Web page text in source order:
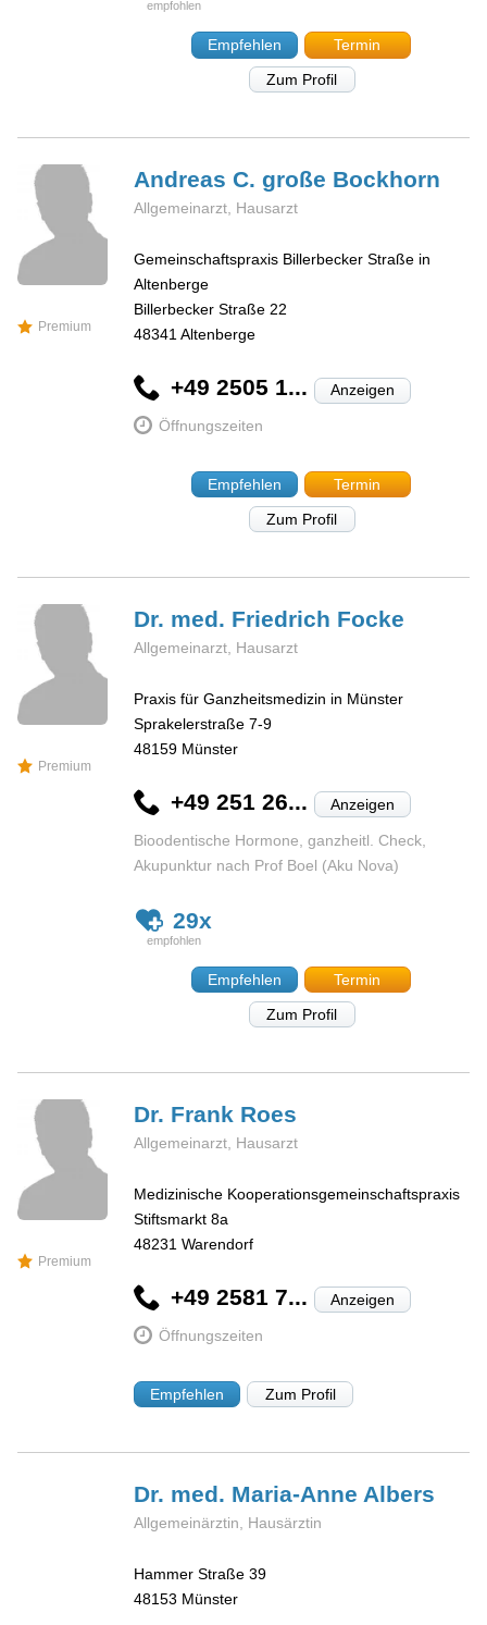
Empfehlen
Termin
Zum Profil
Premium
Andreas C.große Bockhorn
Allgemeinarzt, Hausarzt
Gemeinschaftspraxis Billerbecker Straße in
Altenberge
Billerbecker Straße 22
48341 Altenberge
+49 2505 1... Anzeigen
Öffnungszeiten
Empfehlen
Termin
Zum Profil
Premium
Dr. med. Friedrich Focke
Allgemeinarzt, Hausarzt
Praxis für Ganzheitsmedizin in Münster
Sprakelerstraße 7-9
48159 Münster
+49 251 26... Anzeigen
Bioodentische Hormone, ganzheitl. Check,
Akupunktur nach Prof Boel (Aku Nova)
29x
Empfehlen
Termin
Zum Profil
Premium
Dr. Frank Roes
Allgemeinarzt, Hausarzt
Medizinische Kooperationsgemeinschaftspraxis
Stiftsmarkt 8a
48231 Warendorf
+49 2581 7... Anzeigen
Öffnungszeiten
Empfehlen Zum Profil
Dr. med. Maria-Anne Albers
Allgemeinärztin, Hausärztin
Hammer Straße 39
48153 Münster